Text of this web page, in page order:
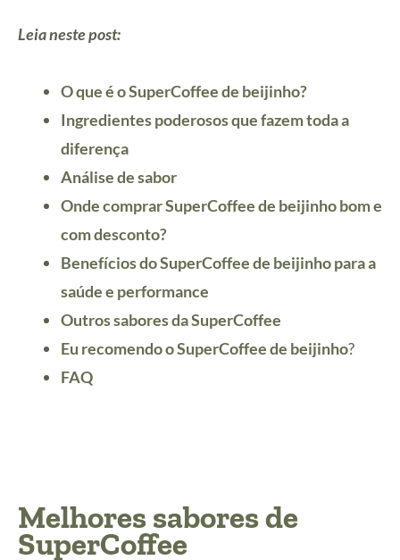
Leia neste post:
O que é o SuperCoffee de beijinho?
Ingredientes poderosos que fazem toda a
diferença
Análise de sabor
Onde comprar SuperCoffee de beijinho bom e
com desconto?
Benefícios do SuperCoffee de beijinho para a
saúde e performance
Outros sabores da SuperCoffee
Eu recomendo o SuperCoffee de beijinho?
FAQ
Melhores sabores de
SuperCoffee